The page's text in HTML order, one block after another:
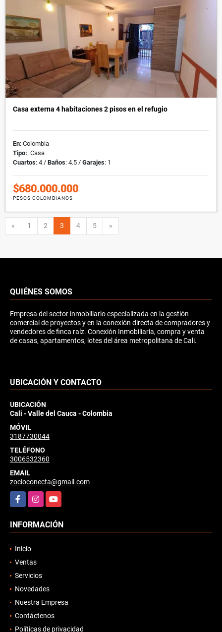
Casa externa 4 habitaciones 2 pisos en el refugio
En: Colombia
Tipo:: Casa
Cuartos: 4 / Baños: 4.5 / Garajes: 1
$680.000.000
PESOS COLOMBIANOS
« Anterior
1 2 3 4 5 »
QUIÉNES SOMOS
Empresa del sector inmobiliario especializada en la gestión
comercial de proyectos y en la conexión directa de compradores y
vendedores de finca raíz. Conexión Inmobiliaria, compra y venta
de casas, apartamentos, lotes del área metropolitana de Cali.
UBICACIÓN Y CONTACTO
UBICACIÓN
Cali - Valle del Cauca - Colombia
MÓVIL
3187730044
TELÉFONO
3006532360
EMAIL
zocioconecta@gmail.com
FacebookInstagramYouTube
INFORMACIÓN
Inicio
Ventas
Servicios
Novedades
Nuestra Empresa
Contáctenos
Políticas de privacidad